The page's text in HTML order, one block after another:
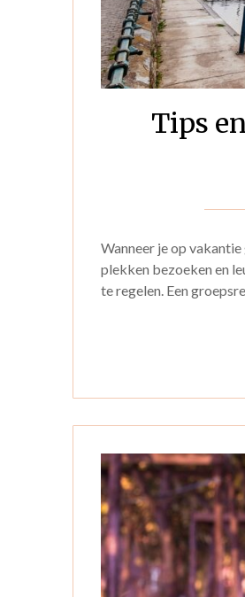
Tips
Wanneer je op
plekken bezoeken en
te regelen. Een